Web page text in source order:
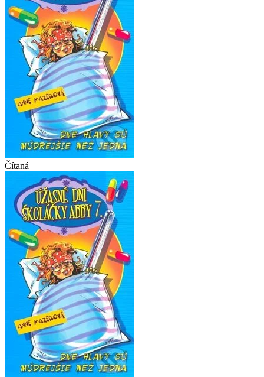
Čítaná